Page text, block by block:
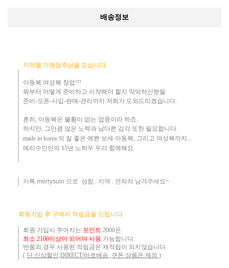
배송정보
지역별 가맹점주님을 모십니다.
아동복 여성복 창업!!!
뭐부터 어떻게 준비하고 시작해야 할지 막막하신분들
준비-오픈-사입-판매-관리까지 저희가 도와드리겠습니다
흔히 아동복은 불황이 없는 업종이라 하죠
하지만 그만큼 많은 노력과 남다른 감각 또한 필요합니다.
made in korea 의 질 좋은 예쁜 보세 아동복 , 그리고 여성복까지...
메리수인만의 15년 노하우 ​우리 함께해요
카톡 merrysuin 으로 성함 . 지역 . 연락처 남겨주세요~
회원가입 후 구매시 적립금을 드립니다
회원 가입시 주어지는 포인트 2000은
최소 2100이상이 되어야 사용 가능합니다.
반품의 경우 사용된 적립금은 재적립이 되지않습니다.
( 단.신상할인,DIRECT/바로배송 ,쿠폰 상품은 제외 )